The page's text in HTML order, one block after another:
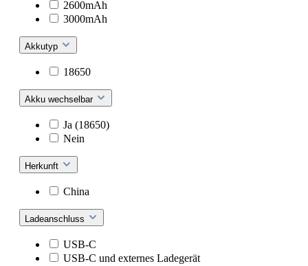
2600mAh
3000mAh
Akkutyp
18650
Akku wechselbar
Ja (18650)
Nein
Herkunft
China
Ladeanschluss
USB-C
USB-C und externes Ladegerät